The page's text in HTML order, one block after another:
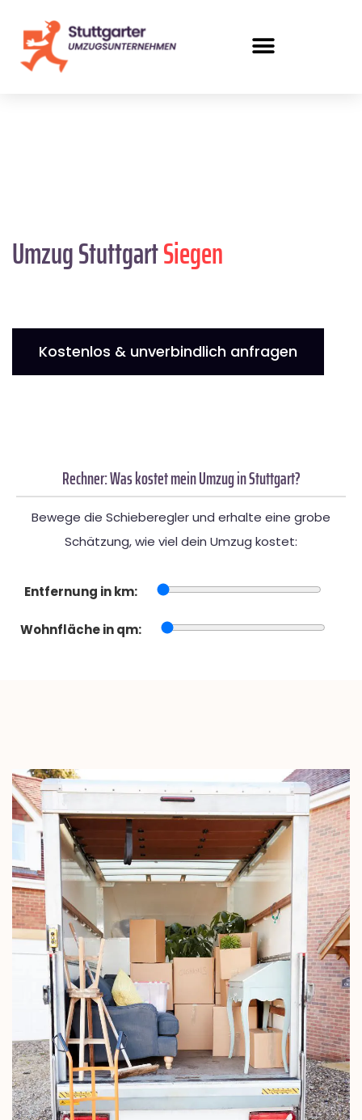
Umzug StuttgartSiegen
Kostenlos & unverbindlich anfragen
Rechner: Was kostet mein Umzug in Stuttgart?
Bewege die Schieberegler und erhalte eine grobe
Schätzung, wie viel dein Umzug kostet:
Entfernung in km:
Wohnfläche in qm: